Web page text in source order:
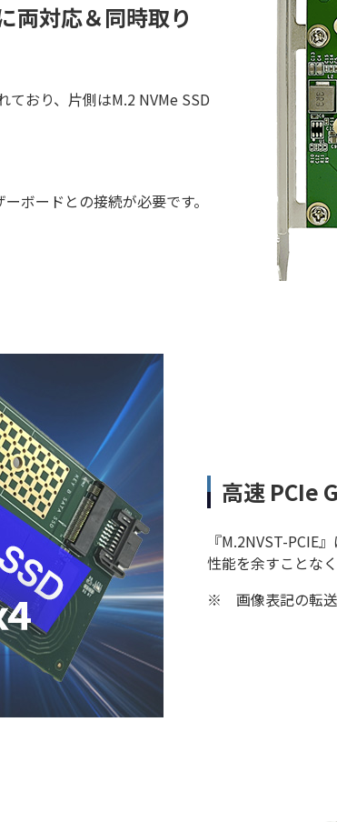
両対応＆同時取り
ており、片側はM.2 NVMe SSD
ボードとの接続が必要です。
高速 PCIe
『M.2NVST-PCIE
性能を余すことな
※
画像表記の転